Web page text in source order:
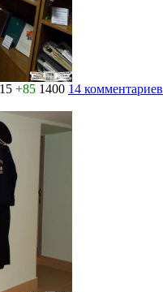
+85 1400 14 комментариев